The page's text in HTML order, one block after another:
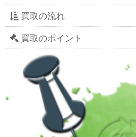
買取の流れ
買取のポイント